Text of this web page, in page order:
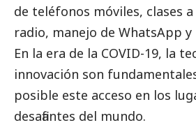
de teléfonos móviles, clases
radio, manejo de WhatsApp y
En la era de la COVID-19, la
innovación son
posible este acceso en los
desafiantes del mundo.